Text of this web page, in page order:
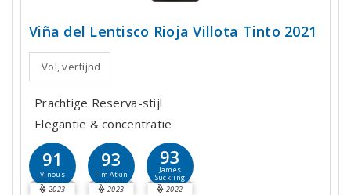
Viña del Lentisco Rioja Villota Tinto 2021
Vol, verfijnd
Prachtige Reserva-stijl
Elegantie & concentratie
91
Vinous
2023
93
Tim Atkin
2023
93
James
Suckling
2022